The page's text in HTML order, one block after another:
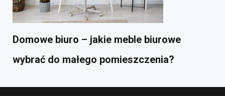
Domowe biuro – jakie meble biurowe
wybrać do małego pomieszczenia?